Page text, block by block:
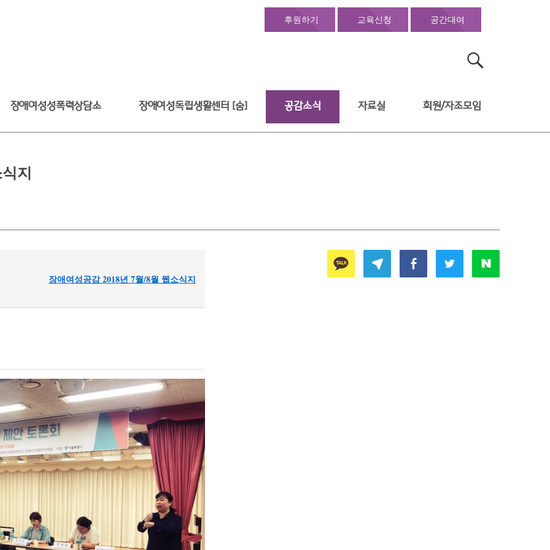
후원하기 교육신청 공간대여
장애여성성폭력상담소 장애여성독립생활센터 [숨] 공감소식 자료실 회원/자조모임
지
장애여성공감 2018년 7월/8월 웹소식지